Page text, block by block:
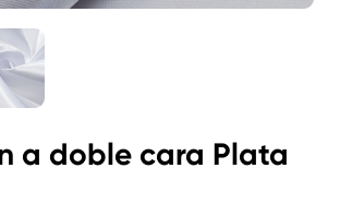
a doble cara Plata